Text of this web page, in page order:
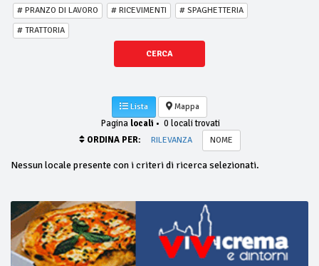
# PRANZO DI LAVORO
# RICEVIMENTI
# SPAGHETTERIA
# TRATTORIA
CERCA
Lista Mappa
Pagina locali • 0 locali trovati
ORDINA PER:
RILEVANZA NOME
Nessun locale presente con i criteri di ricerca selezionati.